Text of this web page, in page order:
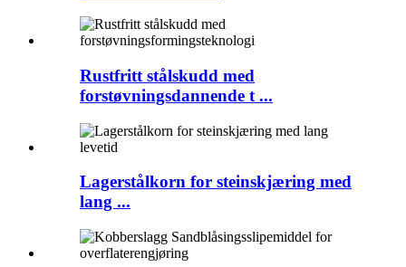
Rustfritt stålskudd med
forstøvningsdannende t ...
Lagerstålkorn for steinskjæring med
lang ...